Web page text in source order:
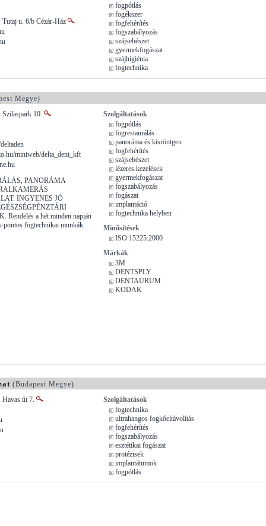
Tutaj u. 6/b Cézár-Ház
fogpótlás
fogékszer
fogfehérítés
fogszabályozás
szájsebészet
gyermekfogászat
szájhigiénia
fogtechnika
Megye)
10.
miniweb/delta_dent_kft
PANORÁMA
INGYENES JÓ
Rendelés a hét minden napján
fogtechnikai munkák
Szolgáltatások
fogpótlás
fogrestaurálás
panoráma és kisröntgen
fogfehérítés
szájsebészet
lézeres kezelések
gyermekfogászat
fogszabályozás
fogászat
implantáció
fogtechnika helyben
Minősítések
ISO 15225:2000
Márkák
3M
DENTSPLY
DENTAURUM
KODAK
(Budapest Megye)
út 7.
Szolgáltatások
fogtechnika
ultrahangos fogkőeltávolítás
fogfehérítés
fogszabályozás
esztétikai fogászat
protézisek
implantátumok
fogpótlás